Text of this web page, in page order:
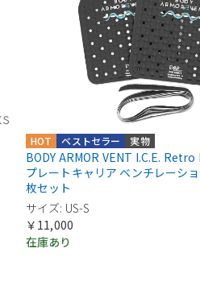
実物
ベストセラー
HOT
BODY ARMOR VENT I.C.E.
プレートキャリア ベンチレーシ
枚セット
サイズ: US-S
￥11,000
在庫あり